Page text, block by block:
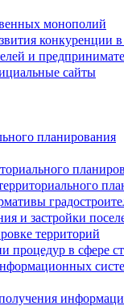
монополий
конкуренции
и
сайты
планирования
и застройки
территорий
в сфере